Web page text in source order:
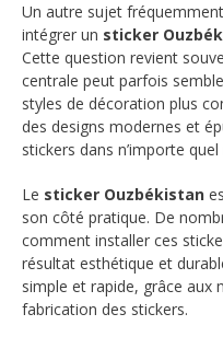
Un autre sujet
intégrer un sticker
Cette question revient
centrale peut parfois
styles de décoration plus
des designs modernes et
stickers dans n’importe
Le sticker Ouzbékistan
son côté pratique. De
comment installer ces
résultat esthétique et
simple et rapide, grâce aux
fabrication des stickers.